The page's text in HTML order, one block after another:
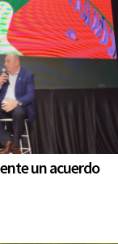
un acuerdo